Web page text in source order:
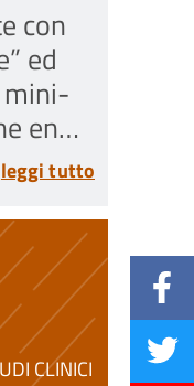
con
ed
en
a
3
leggi tutto
CLINICI